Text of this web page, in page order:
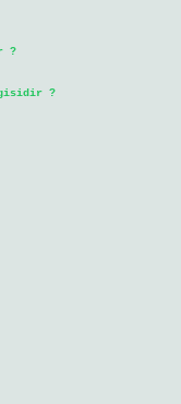
?
?